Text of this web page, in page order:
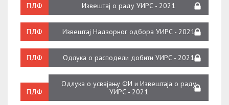
ПДФ Извештај о раду УИРС - 2021
ПДФ Извештај Надзорног одбора УИРС - 2021
ПДФ Одлука о расподели добити УИРС - 2021
ПДФ
Одлука о усвајању ФИ и Извештаја о раду
УИРС - 2021